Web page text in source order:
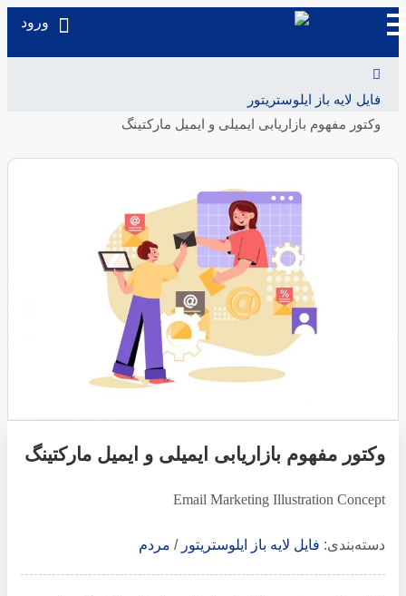
ورود
فایل لایه باز ایلوستریتور
وکتور مفهوم بازاریابی ایمیلی و ایمیل مارکتینگ
وکتور مفهوم بازاریابی ایمیلی و ایمیل مارکتینگ
Email Marketing Illustration Concept
دسته‌بندی:فایل لایه باز ایلوستریتور/ مردم